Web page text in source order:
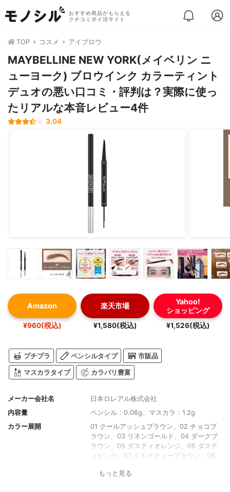
おすすめ商品がもらえる
クチコミポイ活サイト
TOP コスメ アイブロウ
MAYBELLINE NEW YORK(メイベリン ニ
ューヨーク) ブロウインク カラーティント
デュオの悪い口コミ・評判は？実際に使っ
たリアルな本音レビュー4件
3.04
Amazon
¥960(税込)
楽天市場
¥1,580(税込)
Yahoo!
ショッピング
¥1,526(税込)
プチプラ ペンシルタイプ 市販品
マスカラタイプ カラバリ豊富
メーカー会社名
日本ロレアル株式会社
内容量
ペンシル：0.06g、マスカラ：1.2g
カラー展開
01 クールアッシュブラウン、02 チョコブ
ラウン、03 リネンゴールド、04 ダークブ
ラウン、05 ダスティオレンジ、06 ダステ
ィピンク、07 ミルクティーブラウン、08
もっと見る